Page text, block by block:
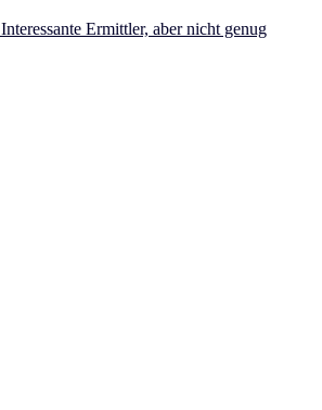
Ermittler, aber nicht genug